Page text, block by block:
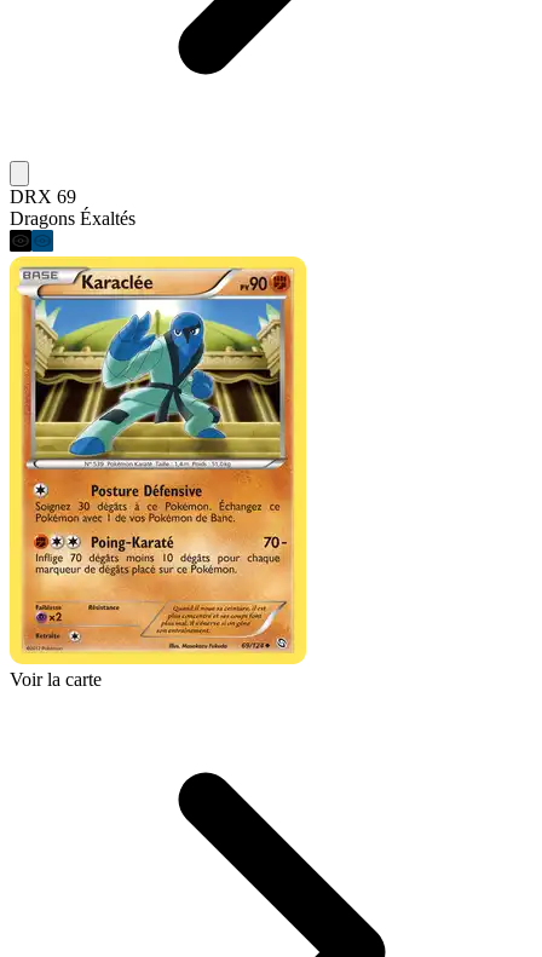
DRX 69
Dragons Éxaltés
Voir la carte